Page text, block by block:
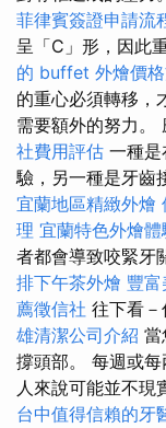
菲律賓簽證申請流
呈「C」形，因此
的 buffet 外燴價
的重心必須轉移，
需要額外的努力。
社費用評估 一種
驗，另一種是牙齒
宜蘭地區精緻外燴
理 宜蘭特色外燴體
者都會導致咬緊牙
排下午茶外燴 豐
薦徵信社 往下看－
雄清潔公司介紹 當
撐頭部。 每週或
人來說可能並不現
台中值得信賴的牙